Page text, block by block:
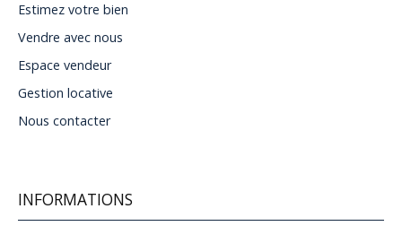
Estimez votre bien
Vendre avec nous
Espace vendeur
Gestion locative
Nous contacter
INFORMATIONS